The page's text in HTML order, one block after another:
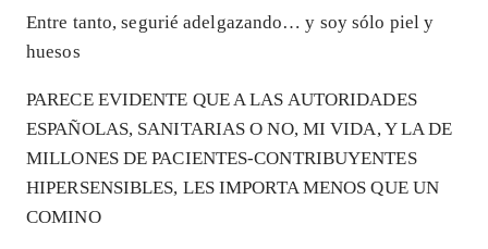
Entre tanto, segurié adelgazando… y soy sólo piel y
huesos
PARECE EVIDENTE QUE A LAS AUTORIDADES
ESPAÑOLAS, SANITARIAS O NO, MI VIDA, Y LA DE
MILLONES DE PACIENTES-CONTRIBUYENTES
HIPERSENSIBLES, LES IMPORTA MENOS QUE UN
COMINO